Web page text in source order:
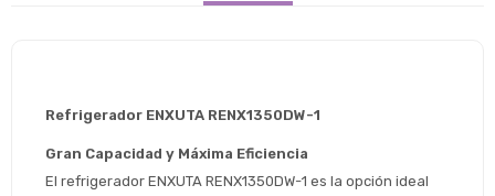
Refrigerador ENXUTA RENX1350DW-1
Gran Capacidad y Máxima Eficiencia
El refrigerador ENXUTA RENX1350DW-1 es la opción ideal